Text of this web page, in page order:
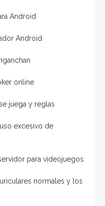
Android
Android
online
juega y reglas
excesivo de
para videojuegos
normales y los